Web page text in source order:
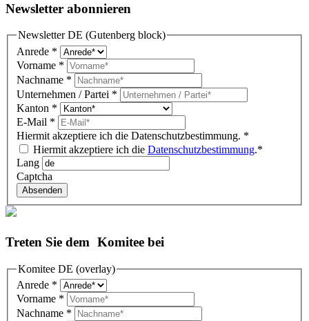
Newsletter abonnieren
Newsletter DE (Gutenberg block)
Anrede *
Vorname *
Nachname *
Unternehmen / Partei *
Kanton *
E-Mail *
Hiermit akzeptiere ich die Datenschutzbestimmung. *
Hiermit akzeptiere ich die Datenschutzbestimmung.*
Lang
Captcha
Absenden
Treten Sie dem Komitee bei
Komitee DE (overlay)
Anrede *
Vorname *
Nachname *